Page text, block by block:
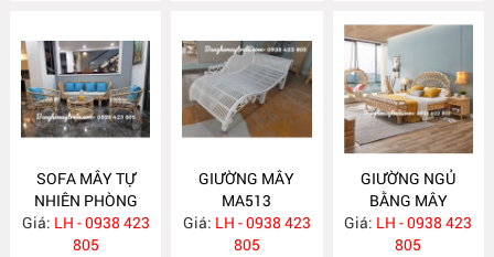
SOFA MÂY TỰ
NHIÊN PHÒNG
KHÁCH KIỂU HIỆN
ĐẠI MA523
Giá: LH - 0938 423
805
GIƯỜNG MÂY
MA513
Giá: LH - 0938 423
805
GIƯỜNG NGỦ
BẰNG MÂY
MA512
Giá: LH - 0938 423
805